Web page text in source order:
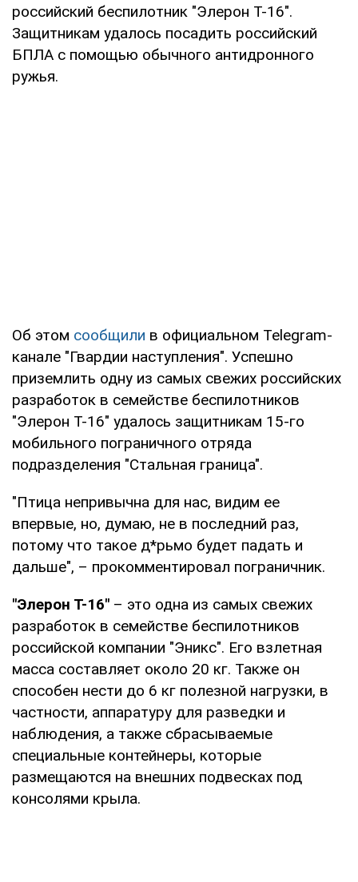
российский беспилотник "Элерон Т-16".
Защитникам удалось посадить российский
БПЛА с помощью обычного антидронного
ружья.
Об этом сообщили в официальном Telegram-
канале "Гвардии наступления". Успешно
приземлить одну из самых свежих российских
разработок в семействе беспилотников
"Элерон Т-16" удалось защитникам 15-го
мобильного пограничного отряда
подразделения "Стальная граница".
"Птица непривычна для нас, видим ее
впервые, но, думаю, не в последний раз,
потому что такое д*рьмо будет падать и
дальше", – прокомментировал пограничник.
"Элерон Т-16" – это одна из самых свежих
разработок в семействе беспилотников
российской компании "Эникс". Его взлетная
масса составляет около 20 кг. Также он
способен нести до 6 кг полезной нагрузки, в
частности, аппаратуру для разведки и
наблюдения, а также сбрасываемые
специальные контейнеры, которые
размещаются на внешних подвесках под
консолями крыла.